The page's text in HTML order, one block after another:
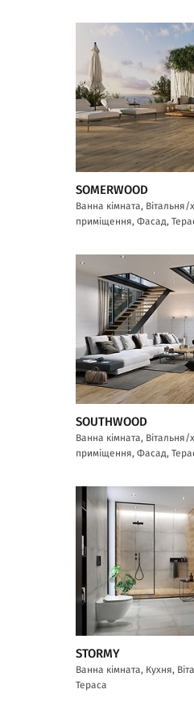
SOMERWOOD
Ванна кімната,
приміщення, Фасад,
SOUTHWOOD
Ванна кімната,
приміщення, Фасад,
STORMY
Ванна кімната, Кухня,
Тераса